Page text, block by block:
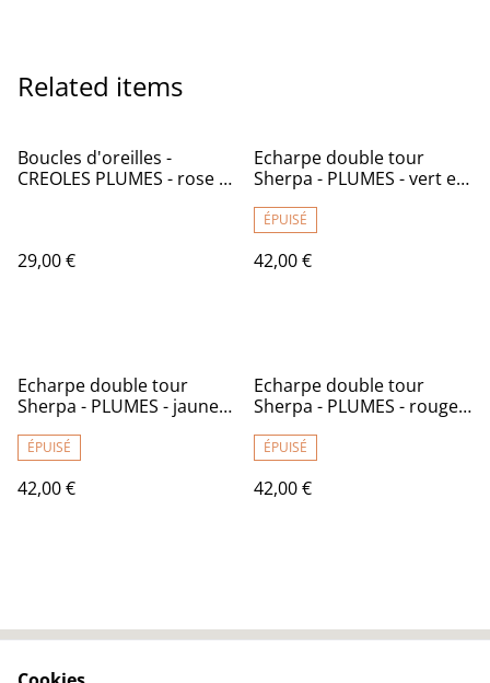
Related items
Boucles d'oreilles -
CREOLES PLUMES - rose et
29,00 €
Echarpe double tour
Sherpa - PLUMES - vert et
ÉPUISÉ
42,00 €
Echarpe double tour
Sherpa - PLUMES - jaune
ÉPUISÉ
42,00 €
Echarpe double tour
Sherpa - PLUMES - rouge
ÉPUISÉ
42,00 €